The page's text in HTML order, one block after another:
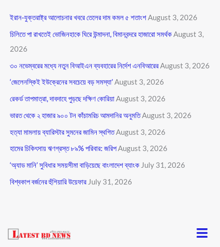
ইরান-যুক্তরাষ্ট্র আলোচনার খবরে তেলের দাম কমল ৫ শতাংশAugust 3, 2026
চিলিতে পা রাখতেই ভোজিনহাকে ঘিরে উন্মাদনা, বিমানবন্দরে হাজারো সমর্থকAugust 3,
2026
৩০ নভেম্বরের মধ্যে নতুন বিআইএন ব্যবহারের নির্দেশ এনবিআরের August 3, 2026
‘জেলেনস্কিই ইউক্রেনের সবচেয়ে বড় সমস্যা’August 3, 2026
রেকর্ড তাপমাত্রা, দাবদাহে পুড়ছে দক্ষিণ কোরিয়াAugust 3, 2026
ভারত থেকে ২ হাজার ৯০০ টন কাঁচামরিচ আমদানির অনুমতিAugust 3, 2026
হত্যা মামলায় ব্যারিস্টার সুমনের জামিন স্থগিত August 3, 2026
হামের চিকিৎসায় ঋণগ্রস্ত ৮৯% পরিবার: জরিপAugust 3, 2026
‘অ্যাড মানি’ সুবিধার সময়সীমা বাড়িয়েছে বাংলাদেশ ব্যাংক July 31, 2026
বিশ্বকাপ বর্জনের হুঁশিয়ারি উয়েফার July 31, 2026
Menu